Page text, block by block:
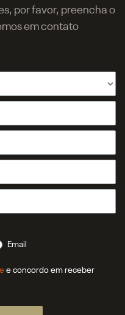
por favor, preencha o
em contato
Email
e concordo em receber